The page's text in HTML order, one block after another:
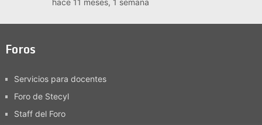
hace 11 meses, 1 semana
Foros
Servicios para docentes
Foro de Stecyl
Staff del Foro